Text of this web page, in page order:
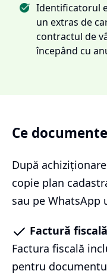
Identificatorul
un extras de
contractul de
începând cu
Ce
După
copie plan
sau pe WhatsApp
Factură fiscală
Factura fiscală
pentru